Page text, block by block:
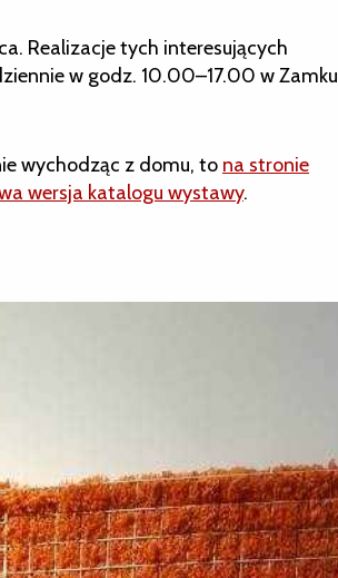
Realizacje tych interesujących
w godz. 10.00–17.00 w Zamku
wychodząc z domu, to na stronie
wersja katalogu wystawy.